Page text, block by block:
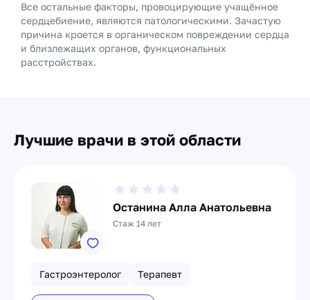
Все остальные факторы, провоцирующие учащённое
сердцебиение, являются патологическими. Зачастую
причина кроется в органическом повреждении сердца
и близлежащих органов, функциональных
расстройствах.
Лучшие врачи в этой области
Останина Алла Анатольевна
Стаж 14 лет
Гастроэнтеролог Терапевт